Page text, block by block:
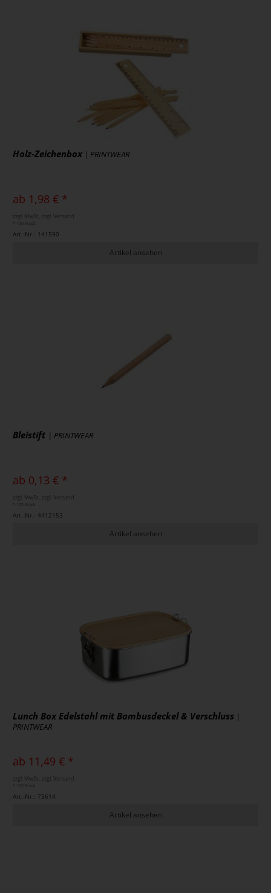
Holz-Zeichenbox | PRINTWEAR
ab 1,98 € *
zzgl. MwSt., zzgl. Versand
Art.-Nr.: 141590
Artikel ansehen
Bleistift | PRINTWEAR
ab 0,13 € *
zzgl. MwSt., zzgl. Versand
Art.-Nr.: 4412153
Artikel ansehen
Lunch Box Edelstahl mit Bambusdeckel & Verschluss |
PRINTWEAR
ab 11,49 € *
zzgl. MwSt., zzgl. Versand
Art.-Nr.: 73614
Artikel ansehen